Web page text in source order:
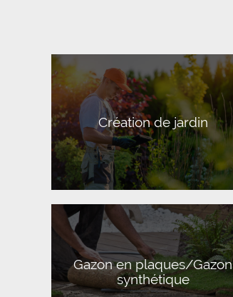
Création de jardin
Gazon en plaques/Gazon
synthétique